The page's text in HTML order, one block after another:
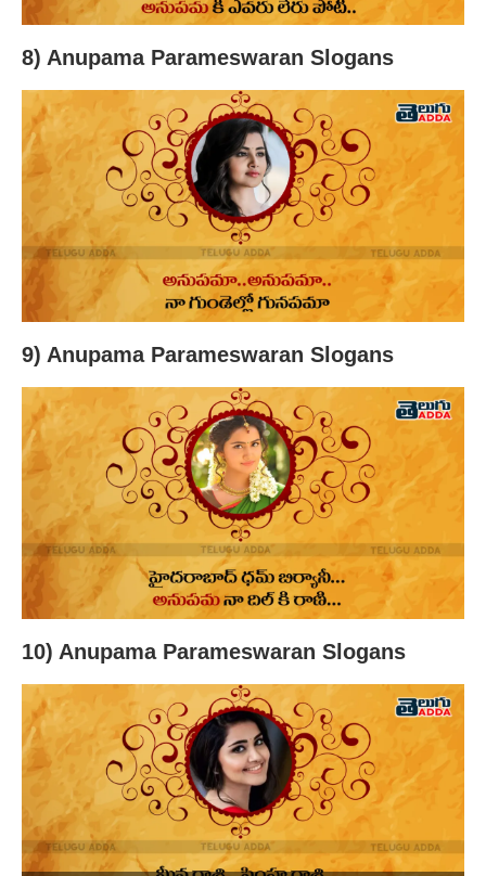
8) Anupama Parameswaran Slogans
9) Anupama Parameswaran Slogans
10) Anupama Parameswaran Slogans